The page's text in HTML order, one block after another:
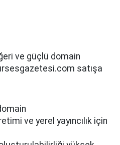
ve güçlü domain
satışa
ve yerel yayıncılık için